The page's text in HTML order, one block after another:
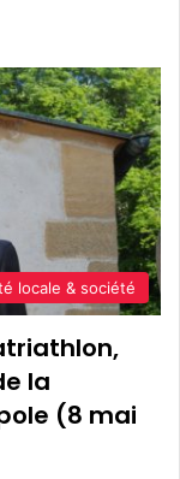
locale & société
la
(8 mai